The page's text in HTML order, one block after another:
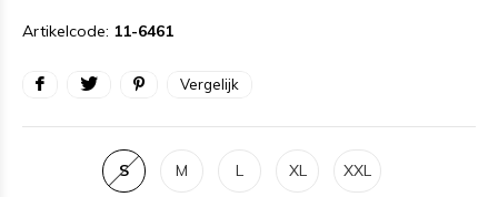
Artikelcode: 11-6461
Vergelijk
S M L XL XXL